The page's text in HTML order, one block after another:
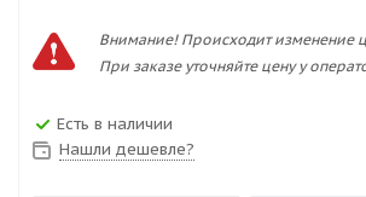
Внимание! Происходит изменение
При заказе уточняйте цену у
Есть в наличии
Нашли дешевле?